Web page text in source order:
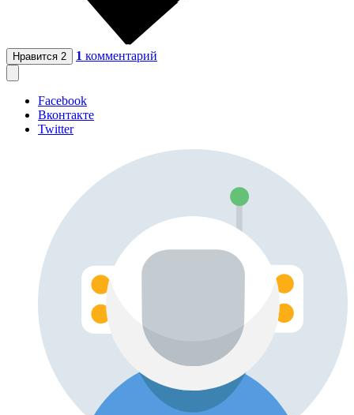
Нравится 2 1 комментарий
Facebook
Вконтакте
Twitter